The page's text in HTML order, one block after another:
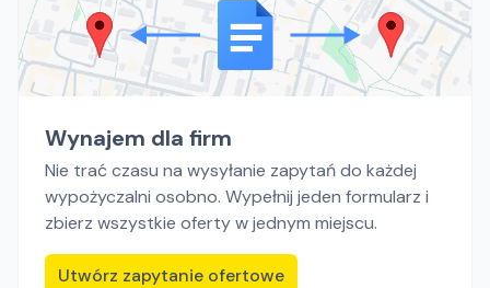
Wynajem dla firm
Nie trać czasu na wysyłanie zapytań do każdej
wypożyczalni osobno. Wypełnij jeden formularz i
zbierz wszystkie oferty w jednym miejscu.
Utwórz zapytanie ofertowe